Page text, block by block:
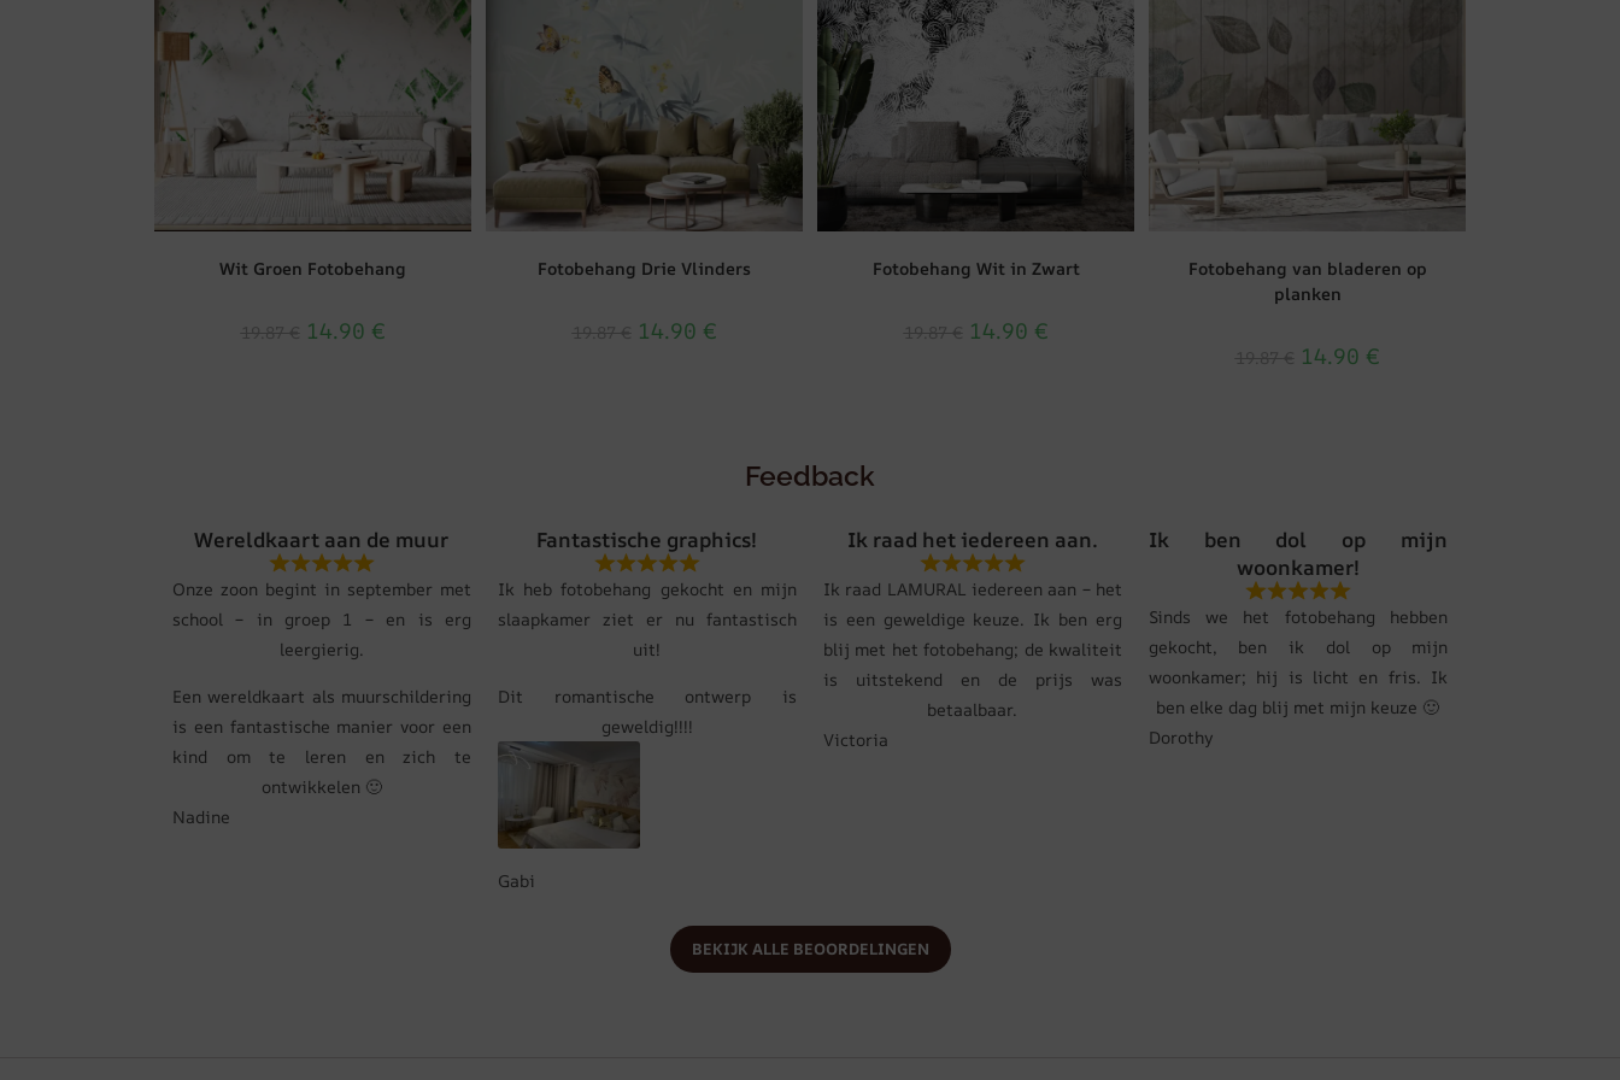
Wit Groen Fotobehang
14.90 €
Fotobehang Drie Vlinders
14.90 €
Fotobehang Wit in Zwart
14.90 €
Fotobehang van bladeren op
planken
14.90 €
Feedback
Wereldkaart aan de muur
Onze zoon begint in september met
school – in groep 1 – en is erg
leergierig.
Een wereldkaart als muurschildering
is een fantastische manier voor een
kind om te leren en zich te
ontwikkelen 🙂
Nadine
Fantastische graphics!
Ik heb fotobehang gekocht en mijn
slaapkamer ziet er nu fantastisch
uit!
Dit romantische ontwerp is
geweldig!!!!
Gabi
Ik raad het iedereen aan.
Ik raad LAMURAL iedereen aan – het
is een geweldige keuze. Ik ben erg
blij met het fotobehang; de kwaliteit
is uitstekend en de prijs was
betaalbaar.
Victoria
Ik ben dol op mijn
woonkamer!
Sinds we het fotobehang hebben
gekocht, ben ik dol op mijn
woonkamer; hij is licht en fris. Ik
ben elke dag blij met mijn keuze 🙂
Dorothy
BEKIJK ALLE BEOORDELINGEN